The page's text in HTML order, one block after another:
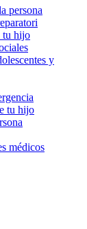
persona
tu hijo
y
tu hijo
médicos